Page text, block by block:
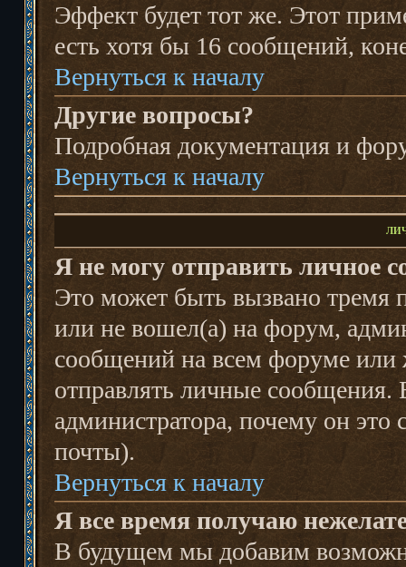
Эффект будет тот же. Этот
есть хотя бы 16 сообщений,
Вернуться к началу
Другие вопросы?
Подробная документация и
Вернуться к началу
Я не могу отправить личное
Это может быть вызвано тремя
или не вошел(а) на форум,
сообщений на всем форуме или
отправлять личные сообщения.
администратора, почему он это
почты).
Вернуться к началу
Я все время получаю
В будущем мы добавим